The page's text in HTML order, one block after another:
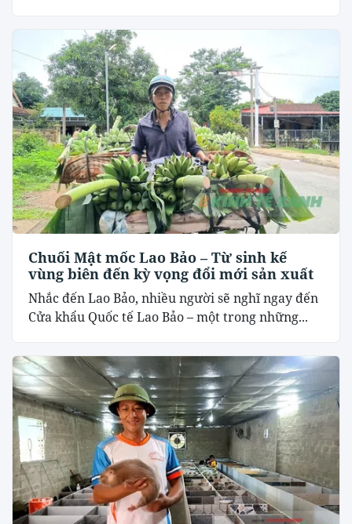
Chuối Mật mốc Lao Bảo – Từ sinh kế
vùng biên đến kỳ vọng đổi mới sản xuất
Nhắc đến Lao Bảo, nhiều người sẽ nghĩ ngay đến
Cửa khẩu Quốc tế Lao Bảo – một trong những...